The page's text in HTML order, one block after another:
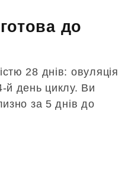
до
28 днів: овуляція
й день циклу. Ви
за 5 днів до